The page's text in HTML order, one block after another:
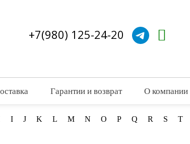
+7(980) 125-24-20
Гарантии и возврат О компании
I J K L M N O P Q R S T